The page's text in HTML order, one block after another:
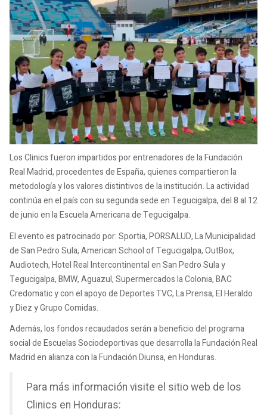
Los Clinics fueron impartidos por entrenadores de la Fundación
Real Madrid, procedentes de España, quienes compartieron la
metodología y los valores distintivos de la institución. La actividad
continúa en el país con su segunda sede en Tegucigalpa, del 8 al 12
de junio en la Escuela Americana de Tegucigalpa.
El evento es patrocinado por: Sportia, PORSALUD, La Municipalidad
de San Pedro Sula, American School of Tegucigalpa, OutBox,
Audiotech, Hotel Real Intercontinental en San Pedro Sula y
Tegucigalpa, BMW, Aguazul, Supermercados la Colonia, BAC
Credomatic y con el apoyo de Deportes TVC, La Prensa, El Heraldo
y Diez y Grupo Comidas.
Además, los fondos recaudados serán a beneficio del programa
social de Escuelas Sociodeportivas que desarrolla la Fundación Real
Madrid en alianza con la Fundación Diunsa, en Honduras.
Para más información visite el sitio web de los
Clinics en Honduras: